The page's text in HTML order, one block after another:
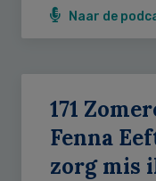
Naar de
171
Fenna
zorg mis